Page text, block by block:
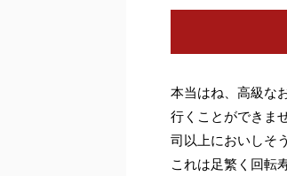
本当はね、高級な
行くことができま
司以上においしそ
これは足繁く回転